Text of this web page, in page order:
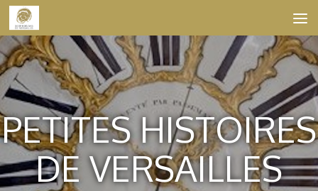
Skip to content
PETITES HISTOIRES
DE VERSAILLES